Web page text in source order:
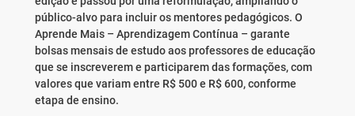
público-alvo para incluir os mentores pedagógicos. O
Aprende Mais – Aprendizagem Contínua – garante
bolsas mensais de estudo aos professores de educação
que se inscreverem e participarem das formações, com
valores que variam entre R$ 500 e R$ 600, conforme
etapa de ensino.